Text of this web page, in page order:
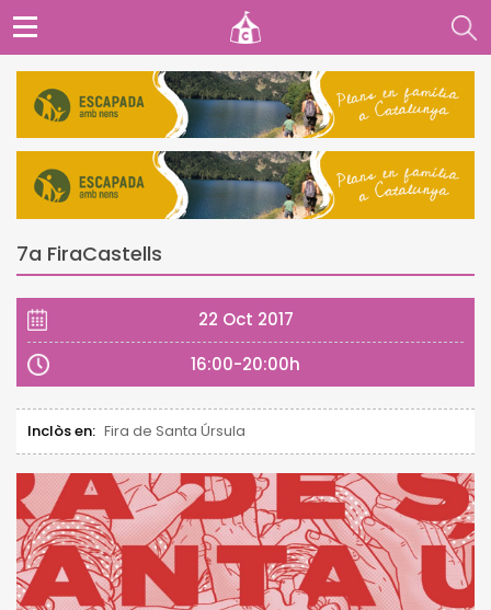
7a FiraCastells
22 Oct 2017
16:00-20:00h
Inclòs en: Fira de Santa Úrsula